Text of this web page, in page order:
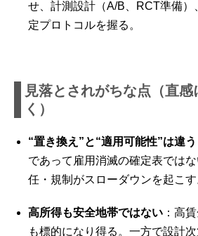
せ、計測設計（A/B、RCT準備）
定プロトコルを握る。
見落とされがちな点（直
く）
“置き換え”と“適用可能性”は違う
であって雇用消滅の確定表では
任・規制がスローダウンを起こす
高所得も安全地帯ではない ：高
も標的になり得る。一方で設計